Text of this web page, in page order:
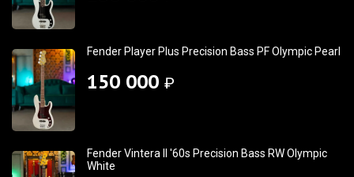
Fender Player Plus Precision Bass PF Olympic Pearl
150 000 ₽
Fender Vintera II '60s Precision Bass RW Olympic
White